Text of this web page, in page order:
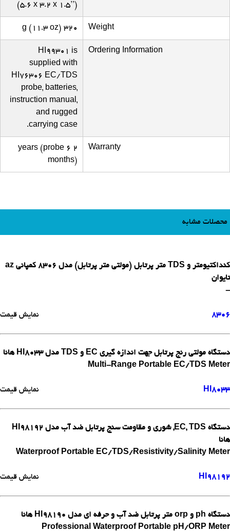
(5.6 x 3.2 x 1.5’’)
Weight
320 g (11.3 oz)
Ordering Information
HI99301 is
supplied with
HI76306 EC/TDS
probe, batteries,
instruction manual,
and rugged
carrying case.
Warranty
2 years (probe 6
months)
محصلات مشابه
کنداکتیومتر و TDS متر پرتابل (مولتی متر پرتابل) مدل 8306 کمپانی az
تایوان
-
8306 نمایش قیمت
دستگاه مولتی رنج پرتابل جهت اندازه گیری EC و TDS مدل HI8033 هانا
Multi-Range Portable EC/TDS Meter
HI8033 نمایش قیمت
دستگاه EC, TDS, شوری و مقاومت سنج پرتابل ضد آب مدل HI98192
هانا
Waterproof Portable EC/TDS/Resistivity/Salinity Meter
HI98192 نمایش قیمت
دستگاه ph و orp متر پرتابل ضد آب و حرفه ای مدل HI98190 هانا
Professional Waterproof Portable pH/ORP Meter